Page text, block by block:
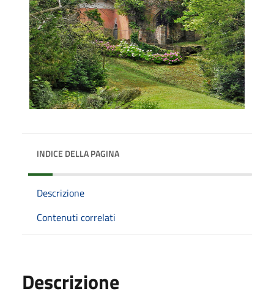
INDICE DELLA PAGINA
Descrizione
Contenuti correlati
Descrizione